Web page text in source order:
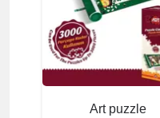
Art puzzle